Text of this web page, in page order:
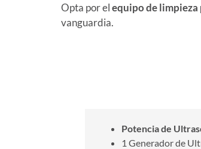
Opta por elequipo de
vanguardia.
Potencia de
1 Generador de